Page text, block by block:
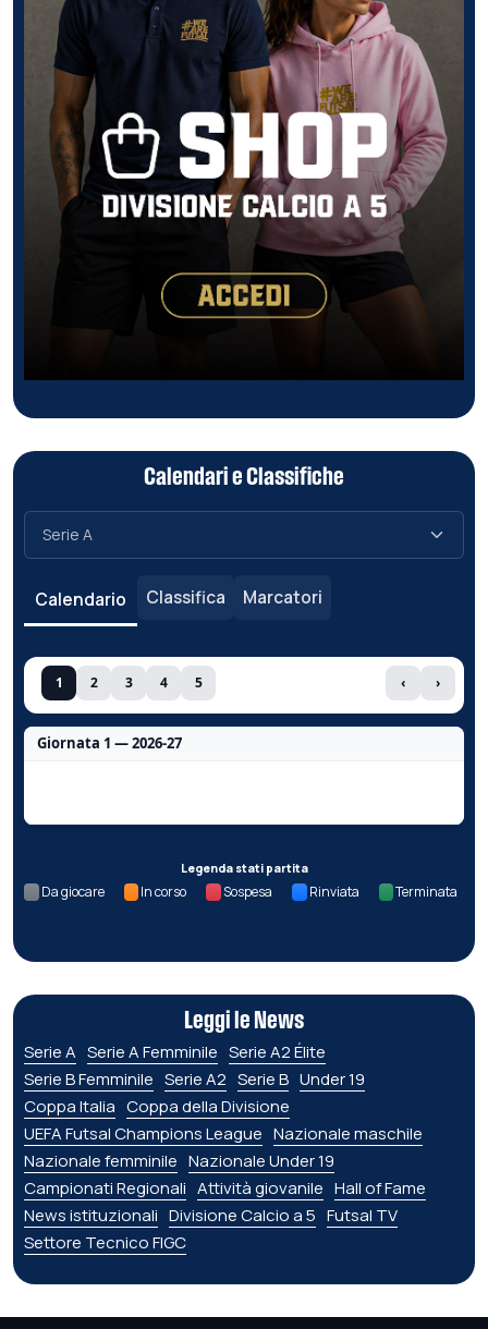
Calendari e Classifiche
Calendario Classifica Marcatori
1 2 3 4 5 ‹ ›
Giornata 1 — 2026-27
Legenda stati partita
Da giocare In corso Sospesa Rinviata Terminata
Leggi le News
Serie A Serie A Femminile Serie A2 Élite
Serie B Femminile Serie A2 Serie B Under 19
Coppa Italia Coppa della Divisione
UEFA Futsal Champions League Nazionale maschile
Nazionale femminile Nazionale Under 19
Campionati Regionali Attività giovanile Hall of Fame
News istituzionali Divisione Calcio a 5 Futsal TV
Settore Tecnico FIGC